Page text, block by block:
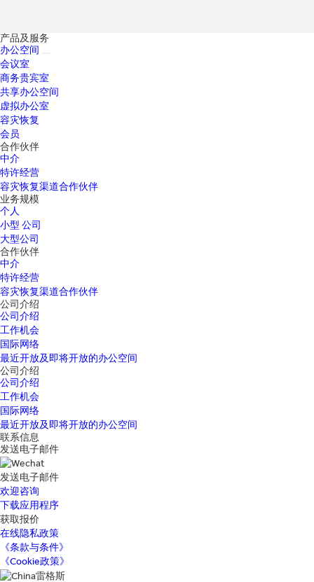
产品及服务
办公空间
会议室
商务贵宾室
共享办公空间
虚拟办公室
容灾恢复
会员
合作伙伴
中介
特许经营
容灾恢复渠道合作伙伴
业务规模
个人
小型 公司
大型公司
合作伙伴
中介
特许经营
容灾恢复渠道合作伙伴
公司介绍
公司介绍
工作机会
国际网络
最近开放及即将开放的办公空间
公司介绍
公司介绍
工作机会
国际网络
最近开放及即将开放的办公空间
联系信息
发送电子邮件
发送电子邮件
欢迎咨询
下载应用程序
获取报价
在线隐私政策
《条款与条件》
《Cookie政策》